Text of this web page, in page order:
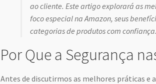
ao cliente. Este artigo explorará as
foco especial na Amazon, seus
categorias de produtos com confiança.
Por Que a Segurança
Antes de discutirmos as melhores práticas e